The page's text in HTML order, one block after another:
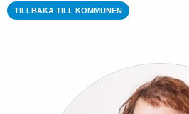
TILLBAKA TILL KOMMUNEN